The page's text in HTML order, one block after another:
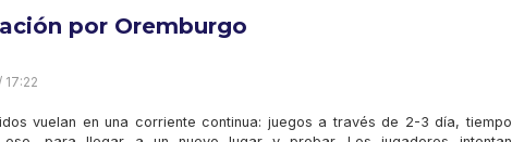
por Oremburgo
17:22
vuelan en una corriente continua: juegos a través de 2-3 día, tiempo